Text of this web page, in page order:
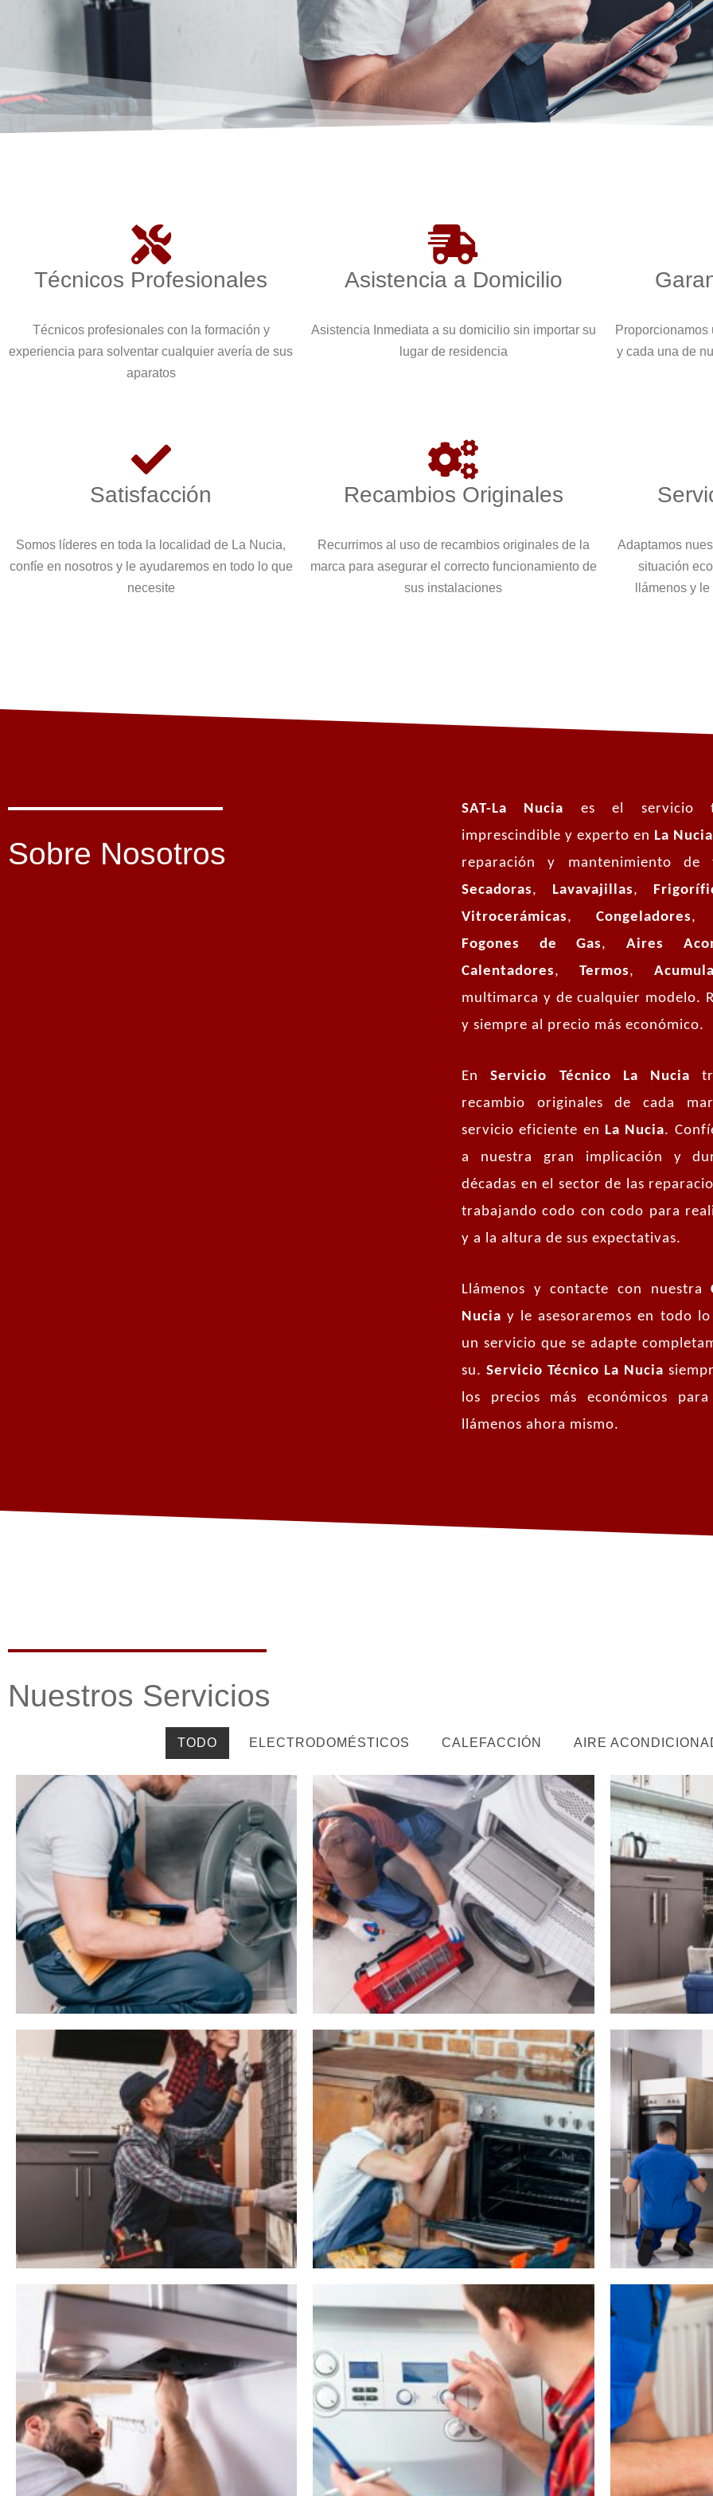
Técnicos Profesionales
Técnicos profesionales con la formación y
experiencia para solventar cualquier avería de sus
aparatos
Asistencia a Domicilio
Asistencia Inmediata a su domicilio sin importar su
lugar de residencia
Proporcionamos
y cada una de
Satisfacción
Somos líderes en toda la localidad de La Nucia,
confíe en nosotros y le ayudaremos en todo lo que
necesite
Recambios Originales
Recurrimos al uso de recambios originales de la
marca para asegurar el correcto funcionamiento de
sus instalaciones
Adaptamos
situación
llámenos y
Sobre Nosotros
SAT-La Nucia es el servicio
imprescindible y experto en La Nucia
reparación y mantenimiento
Secadoras, Lavavajillas,
Vitrocerámicas, Congeladores,
Fogones de Gas,
Aires
Calentadores, Termos,
multimarca y de cualquier modelo.
y siempre al precio más económico.
EnServicio Técnico La Nucia
recambio originales de cada
servicio eficiente en La Nucia.
a nuestra gran implicación y
décadas en el sector de las
trabajando codo con codo para
y a la altura de sus expectativas.
Llámenos y contacte con nuestra
Nucia y le asesoraremos en todo
un servicio que se adapte
su. Servicio Técnico La Nucia
los precios más económicos
llámenos ahora mismo.
Nuestros Servicios
TODO ELECTRODOMÉSTICOS CALEFACCIÓN AIRE